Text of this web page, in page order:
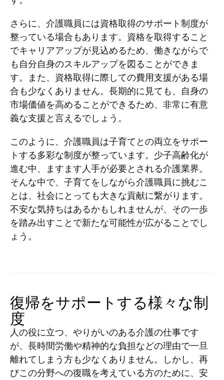
さらに、介護職員には資格取得のサポート制度が
整っている場合もあります。資格を取得すること
でキャリアアップが見込めるため、働きながらで
も自分自身のスキルアップを図ることができま
す。また、資格取得に際しての費用支援がある場
合も少なくありません。長期的に見ても、自身の
市場価値を高めることができるため、非常に有意
義な支援と言えるでしょう。
このように、介護職員は子育てとの両立をサポー
トする多彩な制度が整っています。少子高齢化が
進む中、ますます人手が必要とされる介護業界。
そんな中で、子育てをしながら介護職員に挑むこ
とは、社会にとっても大きな貢献に繋がります。
不安な気持ちはあるかもしれませんが、その一歩
を踏み出すことで新たな可能性が広がることでし
ょう。
復帰をサポートする様々な制
度
人の役に立つ、やりがいのある介護の仕事です
が、長時間労働や精神的な負担などの理由で一旦
離れてしまう方も少なくありません。しかし、再
びこの分野への復職を考えている方のために、安